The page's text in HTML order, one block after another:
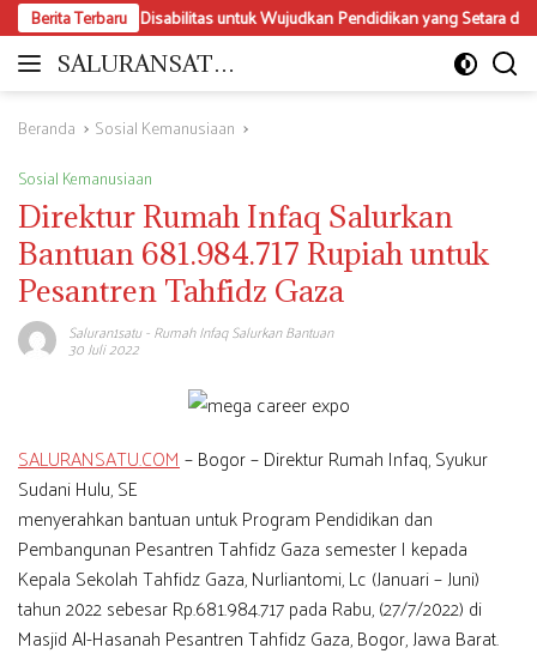
Langsung
ke
konten
Berita Terbaru
Disabilitas untuk Wujudkan Pendidikan yang Setara dan Inklusif
SALURANSATU.
Moderat
Mencerdaskan
Beranda Sosial Kemanusiaan
Sosial Kemanusiaan
Direktur Rumah Infaq Salurkan
Bantuan 681.984.717 Rupiah untuk
Pesantren Tahfidz Gaza
Saluran1satu-Rumah Infaq Salurkan Bantuan
30 Juli 2022
SALURANSATU.COM – Bogor – Direktur Rumah Infaq, Syukur
Sudani Hulu, SE
menyerahkan bantuan untuk Program Pendidikan dan
Pembangunan Pesantren Tahfidz Gaza semester I kepada
Kepala Sekolah Tahfidz Gaza, Nurliantomi, Lc (Januari – Juni)
tahun 2022 sebesar Rp.681.984.717 pada Rabu, (27/7/2022) di
Masjid Al-Hasanah Pesantren Tahfidz Gaza, Bogor, Jawa Barat.